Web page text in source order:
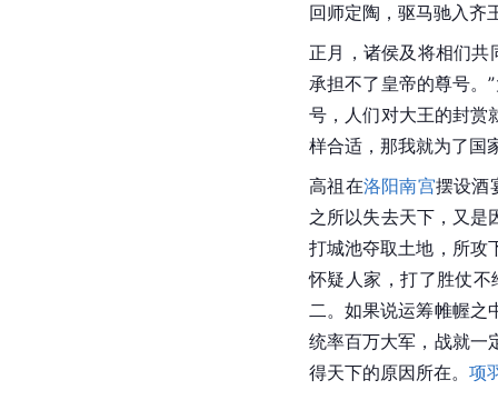
回师定陶，驱马驰入齐
正月，诸侯及将相们共
承担不了皇帝的尊号。
号，人们对大王的封赏
样合适，那我就为了国
高祖在洛阳南宫摆设酒
之所以失去天下，又是
打城池夺取土地，所攻
怀疑人家，打了胜仗
二。如果说运筹帷幄之
统率百万大军，战就一
得天下的原因所在。 项